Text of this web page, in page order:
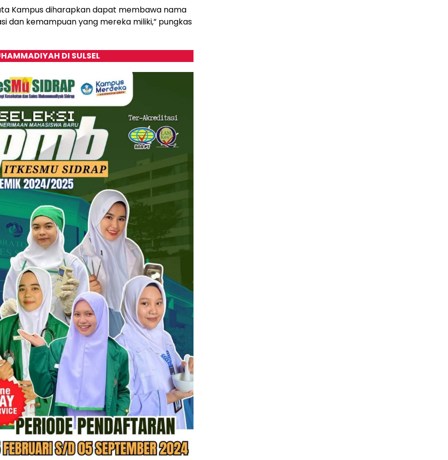
Kampus diharapkan dapat membawa nama
dan kemampuan yang mereka miliki,” pungkas
DI SULSEL